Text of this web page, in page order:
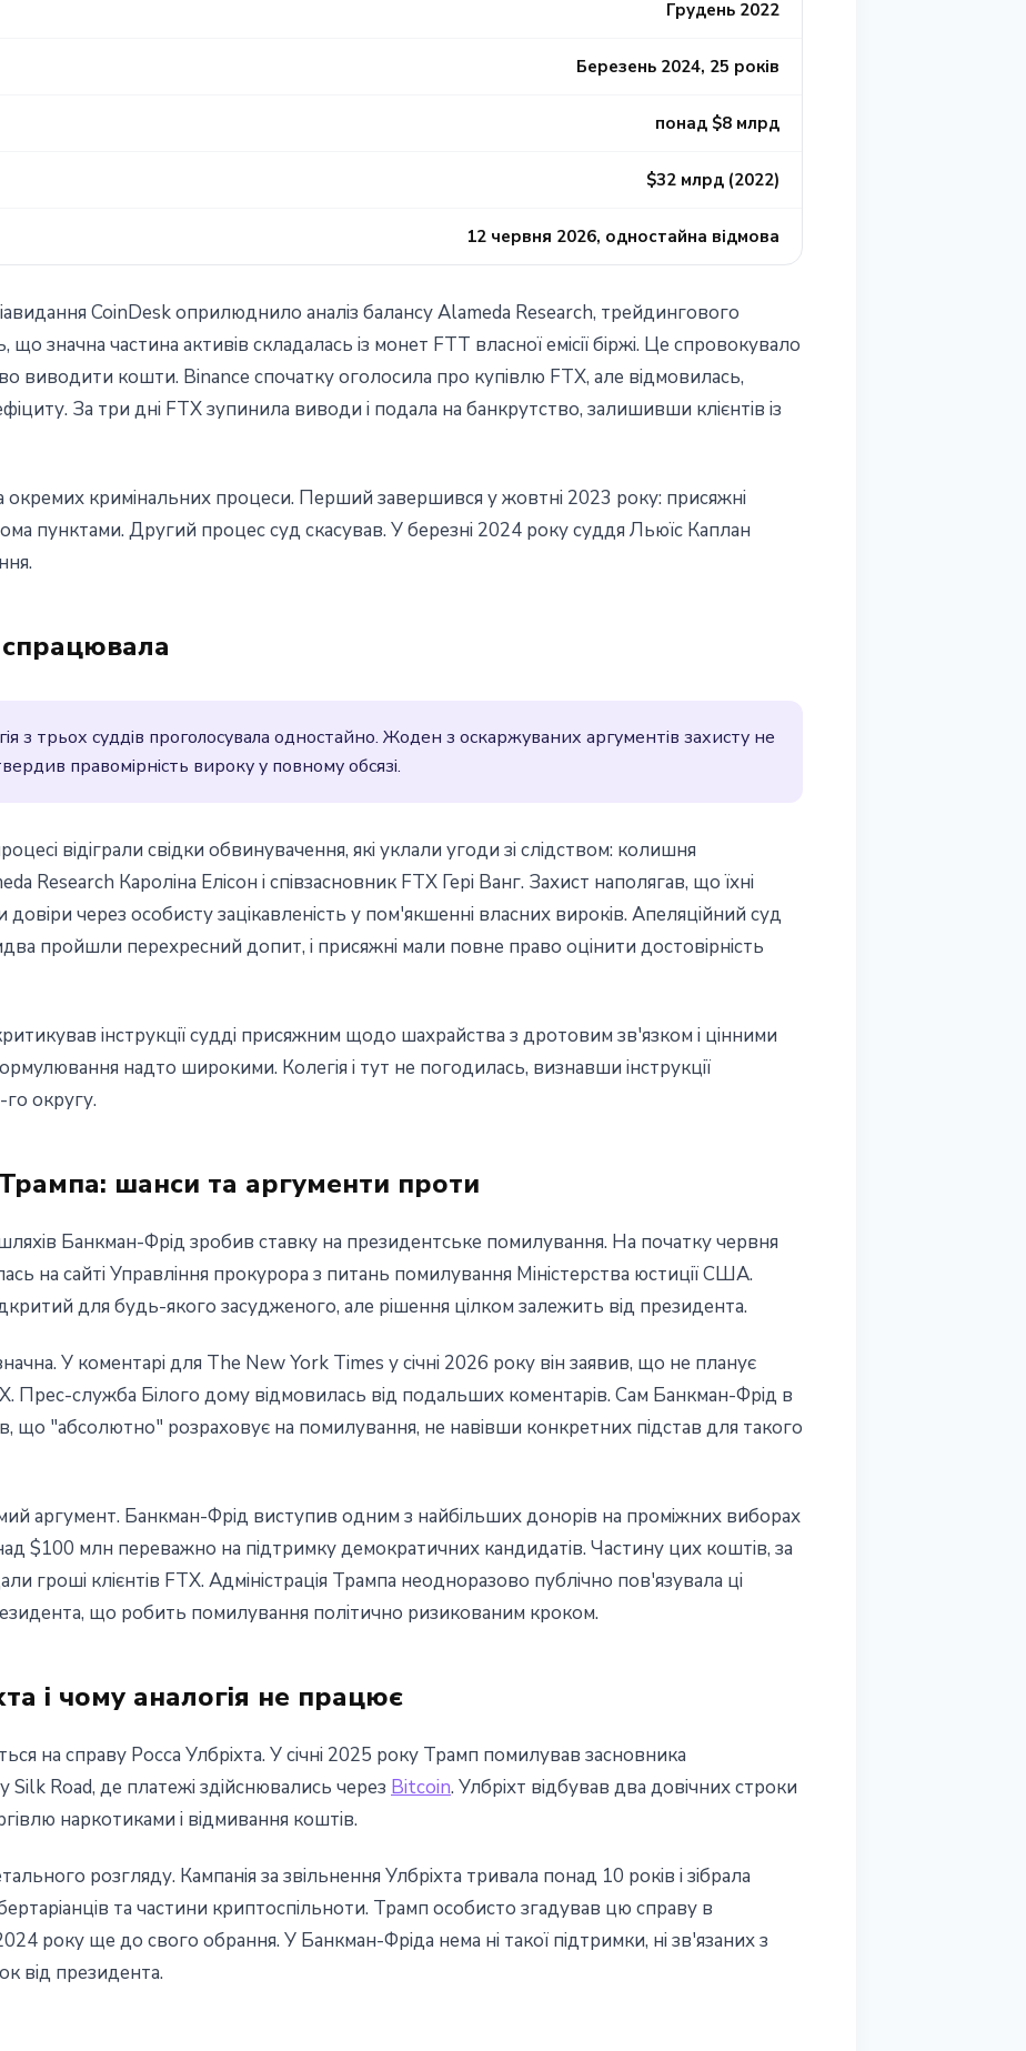
Грудень 2022
Березень 2024, 25 років
понад $8 млрд
$32 млрд (2022)
12 червня 2026, одностайна відмова
CoinDesk оприлюднило аналіз балансу Alameda Research, трейдингового
що значна частина активів складалась із монет FTT власної емісії біржі. Це спровокувало
виводити кошти. Binance спочатку оголосила про купівлю FTX, але відмовилась,
За три дні FTX зупинила виводи і подала на банкрутство, залишивши клієнтів із
кримінальних процеси. Перший завершився у жовтні 2023 року: присяжні
пунктами. Другий процес суд скасував. У березні 2024 року суддя Льюїс Каплан
з трьох суддів проголосувала одностайно. Жоден з оскаржуваних аргументів захисту не
правомірність вироку у повному обсязі.
відіграли свідки обвинувачення, які уклали угоди зі слідством: колишня
Research Кароліна Елісон і співзасновник FTX Гері Ванг. Захист наполягав, що їхні
довіри через особисту зацікавленість у пом'якшенні власних вироків. Апеляційний суд
пройшли перехресний допит, і присяжні мали повне право оцінити достовірність
інструкції судді присяжним щодо шахрайства з дротовим зв'язком і цінними
надто широкими. Колегія і тут не погодилась, визнавши інструкції
округу.
шанси та аргументи проти
Банкман-Фрід зробив ставку на президентське помилування. На початку червня
на сайті Управління прокурора з питань помилування Міністерства юстиції США.
для будь-якого засудженого, але рішення цілком залежить від президента.
У коментарі для The New York Times у січні 2026 року він заявив, що не планує
Прес-служба Білого дому відмовилась від подальших коментарів. Сам Банкман-Фрід в
що "абсолютно" розраховує на помилування, не навівши конкретних підстав для такого
аргумент. Банкман-Фрід виступив одним з найбільших донорів на проміжних виборах
$100 млн переважно на підтримку демократичних кандидатів. Частину цих коштів, за
гроші клієнтів FTX. Адміністрація Трампа неодноразово публічно пов'язувала ці
що робить помилування політично ризикованим кроком.
і чому аналогія не працює
на справу Росса Улбріхта. У січні 2025 року Трамп помилував засновника
Road, де платежі здійснювались через Bitcoin. Улбріхт відбував два довічних строки
наркотиками і відмивання коштів.
розгляду. Кампанія за звільнення Улбріхта тривала понад 10 років і зібрала
та частини криптоспільноти. Трамп особисто згадував цю справу в
року ще до свого обрання. У Банкман-Фріда нема ні такої підтримки, ні зв'язаних з
від президента.